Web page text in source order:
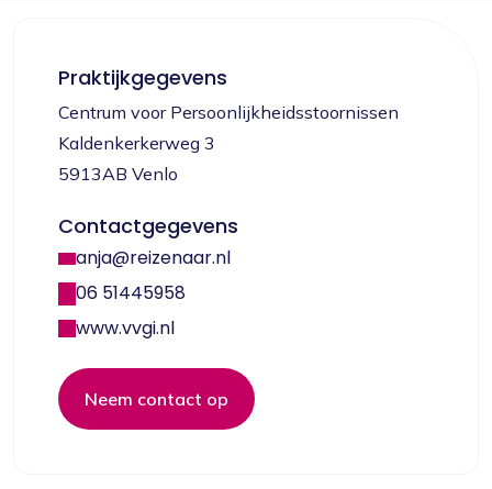
Praktijkgegevens
Centrum voor Persoonlijkheidsstoornissen
Kaldenkerkerweg 3
5913AB Venlo
Contactgegevens
anja@reizenaar.nl
06 51445958
www.vvgi.nl
Neem contact op